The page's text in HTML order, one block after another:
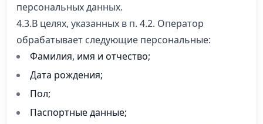
персональных данных.
4.3.В целях, указанных в п. 4.2. Оператор
обрабатывает следующие персональные:
Фамилия, имя и отчество;
Дата рождения;
Пол;
Паспортные данные;